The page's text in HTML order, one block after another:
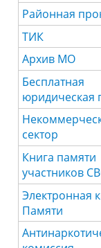
Районная
ТИК
Архив МО
Бесплатная
сектор
Книга памяти
участников
Электронная
Памяти